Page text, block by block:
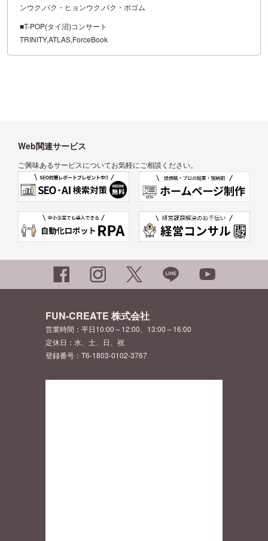
ンウク,パク・ヒョンウク,パク・ボゴム
■T-POP(タイ沼)コンサート
TRINITY,ATLAS,ForceBook
Web関連サービス
ご興味あるサービスについてお気軽にご相談ください。
FUN-CREATE 株式会社
営業時間：平日10:00～12:00、13:00～16:00
定休日：水、土、日、祝
登録番号：T6-1803-0102-3767